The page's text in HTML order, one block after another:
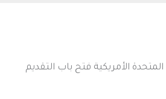
الأمريكية فتح باب التقديم